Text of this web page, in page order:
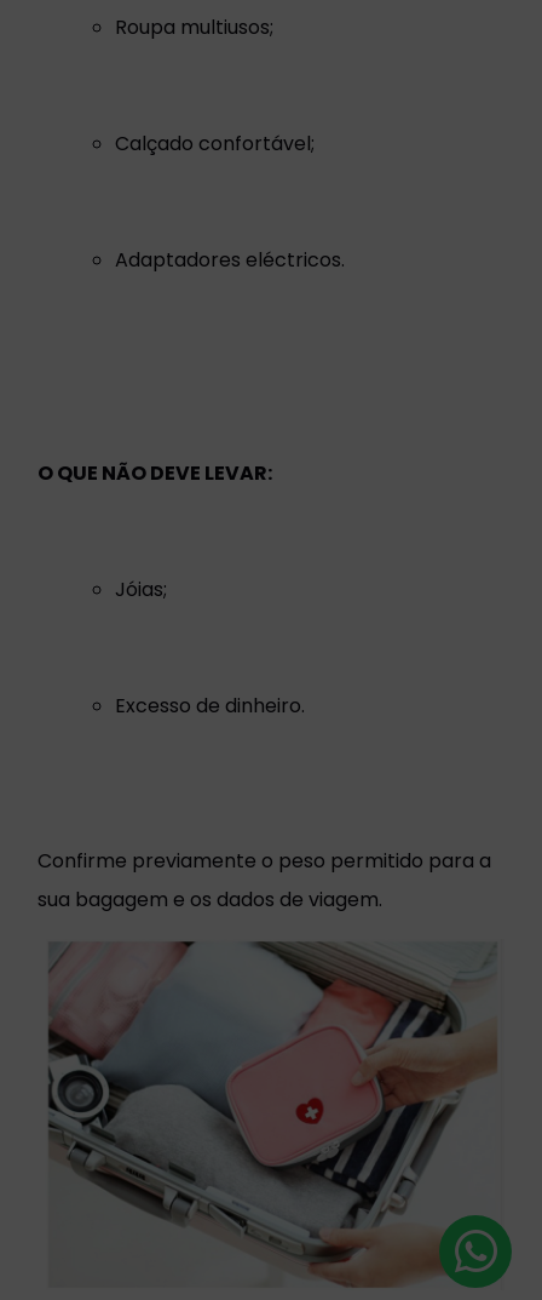
Roupa multiusos;
Calçado confortável;
Adaptadores eléctricos.
O QUE NÃO DEVE LEVAR:
Jóias;
Excesso de dinheiro.
Confirme previamente o peso permitido para a
sua bagagem e os dados de viagem.